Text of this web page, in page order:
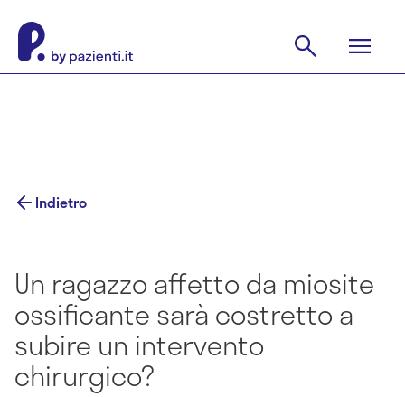
Indietro
Un ragazzo affetto da miosite
ossificante sarà costretto a
subire un intervento
chirurgico?